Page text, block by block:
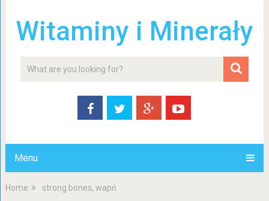
Witaminy i Minerały
Menu
Home strong bones, wapń